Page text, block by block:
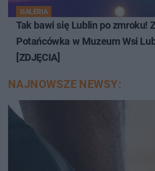
GALERIA
Tak bawi się Lublin po zmroku!
Potańcówka w Muzeum Wsi
[ZDJĘCIA]
NAJNOWSZE NEWSY: